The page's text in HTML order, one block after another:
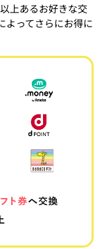
上あるお好きな交
よってさらにお得に